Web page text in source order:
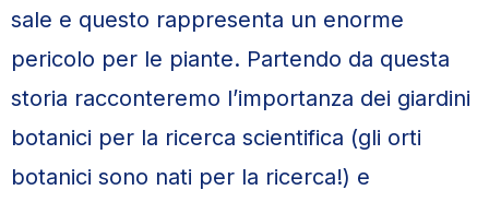
sale e questo rappresenta un enorme
pericolo per le piante. Partendo da questa
storia racconteremo l’importanza dei giardini
botanici per la ricerca scientifica (gli orti
botanici sono nati per la ricerca!) e